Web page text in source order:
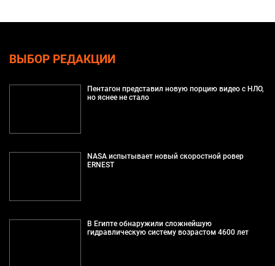
ВЫБОР РЕДАКЦИИ
Пентагон представил новую порцию видео с НЛО,
но яснее не стало
NASA испытывает новый скоростной ровер
ERNEST
В Египте обнаружили сложнейшую
гидравлическую систему возрастом 4600 лет